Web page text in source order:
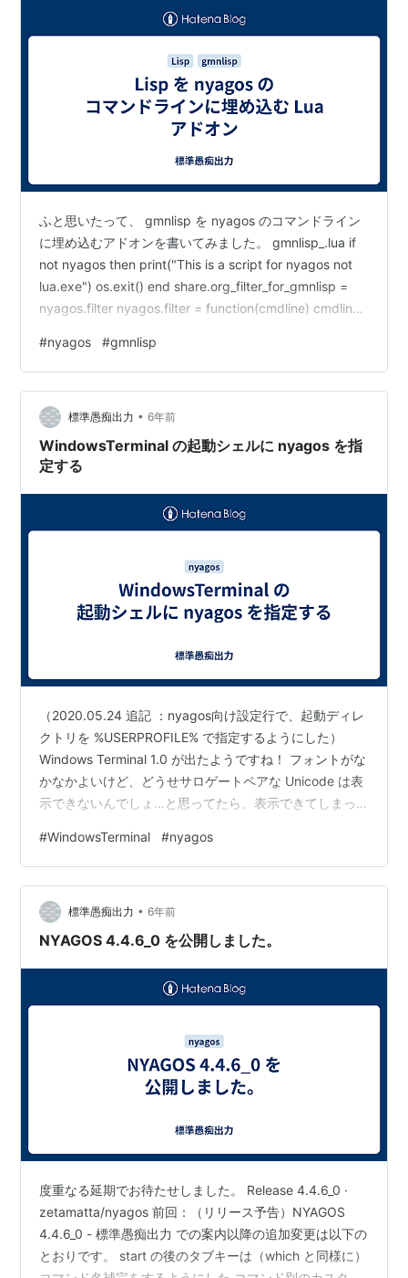
ふと思いたって、 gmnlisp を nyagos のコマンドライン
に埋め込むアドオンを書いてみました。 gmnlisp_.lua if
not nyagos then print("This is a script for nyagos not
lua.exe") os.exit() end share.org_filter_for_gmnlisp =
nyagos.filter nyagos.filter = function(cmdline) cmdline
string.sub(c…
#nyagos #gmnlisp
標準愚痴出力 • 6年前
WindowsTerminal の起動シェルに nyagos を指
定する
（2020.05.24 追記 ：nyagos向け設定行で、起動ディレ
クトリを %USERPROFILE% で指定するようにした）
Windows Terminal 1.0 が出たようですね！ フォントがな
かなかよいけど、どうせサロゲートペアな Unicode は表
示できないんでしょ…と思ってたら、表示できてしまっ
どうしてるんだよ。1セル2バイトだろ、あれ…） これは
常用したくなってきました。 ということで、デフォルト
の起動シェルを PowerShell から nyagos に変更してみま
した。手順は下記のとおりです。 Windows Ter…
#WindowsTerminal #nyagos
標準愚痴出力 • 6年前
NYAGOS 4.4.6_0 を公開しました。
度重なる延期でお待たせしました。 Release 4.4.6_0 ·
zetamatta/nyagos 前回：（リリース予告）NYAGOS
4.4.6_0 - 標準愚痴出力 での案内以降の追加変更は以下の
とおりです。 start の後のタブキーは（which と同様に）